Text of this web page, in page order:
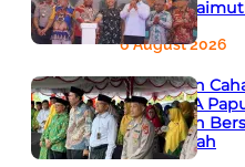
Festival
6 August 2026
666 Tahun
Ketua PTA
Bersejarah
Pemerintah